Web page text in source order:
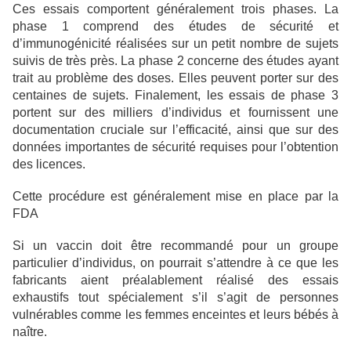
Ces essais comportent généralement trois phases. La
phase 1 comprend des études de sécurité et
d’immunogénicité réalisées sur un petit nombre de sujets
suivis de très près. La phase 2 concerne des études ayant
trait au problème des doses. Elles peuvent porter sur des
centaines de sujets. Finalement, les essais de phase 3
portent sur des milliers d’individus et fournissent une
documentation cruciale sur l’efficacité, ainsi que sur des
données importantes de sécurité requises pour l’obtention
des licences.
Cette procédure est généralement mise en place par la
FDA
Si un vaccin doit être recommandé pour un groupe
particulier d’individus, on pourrait s’attendre à ce que les
fabricants aient préalablement réalisé des essais
exhaustifs tout spécialement s’il s’agit de personnes
vulnérables comme les femmes enceintes et leurs bébés à
naître.